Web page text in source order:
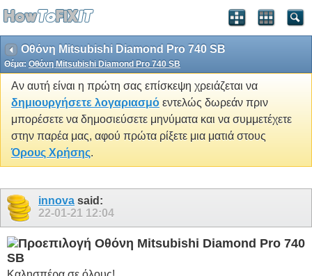
Οθόνη Mitsubishi Diamond Pro 740 SB
Θέμα: Οθόνη Mitsubishi Diamond Pro 740 SB
Αν αυτή είναι η πρώτη σας επίσκεψη χρειάζεται να
δημιουργήσετε λογαριασμό εντελώς δωρεάν πριν
μπορέσετε να δημοσιεύσετε μηνύματα και να συμμετέχετε
στην παρέα μας, αφού πρώτα ρίξετε μια ματιά στους
Όρους Χρήσης.
innova said:
22-01-21 12:04
Οθόνη Mitsubishi Diamond Pro 740
SB